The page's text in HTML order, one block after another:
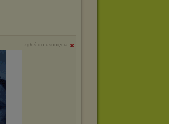
zgłoś do usunięcia